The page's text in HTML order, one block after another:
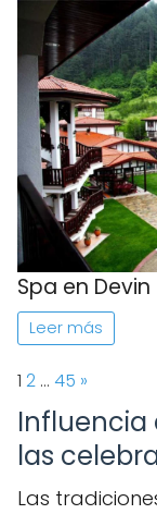
Spa en Devin
Leer más
Page:
1 2 … 45 Next
»
Influencia
las
Las